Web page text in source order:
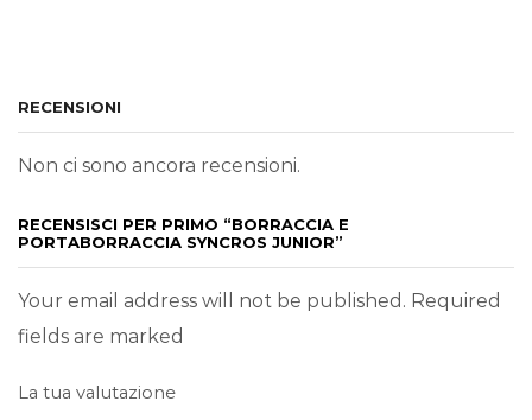
RECENSIONI
Non ci sono ancora recensioni.
RECENSISCI PER PRIMO “BORRACCIA E
PORTABORRACCIA SYNCROS JUNIOR”
Your email address will not be published. Required
fields are marked
La tua valutazione